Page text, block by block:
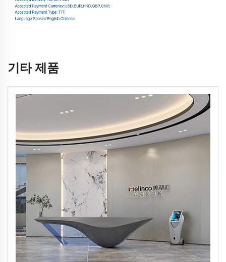
기타 제품